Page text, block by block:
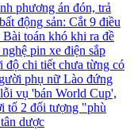
phương án đón, trả
động sản: Cắt 9 điều
Bài toán khó khi ra đề
pin xe điện sắp
độ chi tiết chưa từng có
phụ nữ Lào đứng
vụ 'bán World Cup',
tố 2 đối tượng "phù
dược